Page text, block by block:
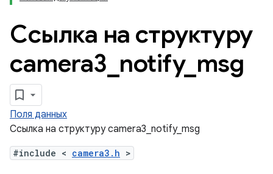
Ссылка на структуру
camera3 notify_ msg
Поля данных
Ссылка на структуру camera3_notify_msg
#include < camera3.h >